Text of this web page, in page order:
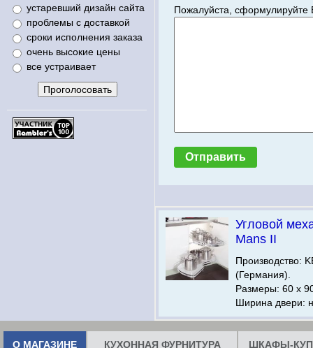
устаревший дизайн сайта
проблемы с доставкой
сроки исполнения заказа
очень высокие цены
все устраивает
Пожалуйста,
Угловой
Mans II
Производство:
(Германия).
Размеры: 60 х
Ширина двери:
О МАГАЗИНЕ КУХОННАЯ ФУРНИТУРА ШКАФЫ-